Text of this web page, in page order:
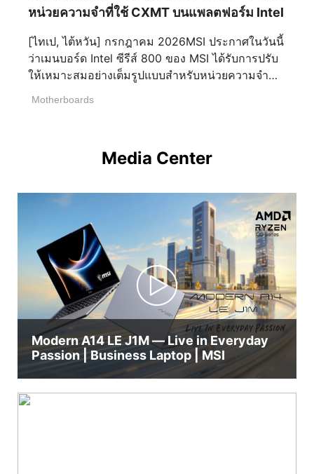
ทำให้เป็นเครื่องบรรณาการที่เหมาะสมสำหรับสี่
https://www.facebook.com/MSIGamingThailand
https://www.instagram.com/msigaming_thailand
/MSI X：https://x.com/msitweets
เซอร์ไพรส์ CPU ให้รากฐานที่เชื่อถือได้สำหรับ
ประสิทธิภาพ AI การรวมโครงสร้างพื้นฐาน และ
นวัตกรรม ในขณะที่ยังคงส่งมอบประสิทธิภาพการ
คำนวณทั่วไปที่เป็นผู้นำสำหรับแอปพลิเคชันและเวิร์ก
โหลดที่สำคัญต่อธุรกิจซึ่งทำให้องค์กรทำงานได้ทุก
ด้วย CG681-S6093 Liquid-Cooled 6U GPU
สามารถโฮสต์โหนด AI ที่แข็งแกร่งและประสิทธิภาพ
เครือข่าย 400G และ E1.S NVMe storage เพื่อขยาย
งาน AI ที่เร่งความเร็ว Core Compute Platforms
Core Compute platforms ของ MSI ให้
สถาปัตยกรรม DC-MHS หลายโหนดขนาด 19 นิ้วที่
ปรับให้เหมาะสมสำหรับการทำงานบนคลาวด์ การ
เสมือน งานที่บรรจุในคอนเทนเนอร์ และแอปพลิเคชัน
ระดับองค์กรที่ขยายขนาด ซึ่งมีให้เลือกทั้งรูปแบบ SP7
และ SP8 แพลตฟอร์มที่ทำความเย็นด้วยอากาศเหล่า
นี้ช่วยให้ลูกค้าสามารถปรับสมดุลความหนาแน่นการ
คำนวณ ประสิทธิภาพ และประสิทธิภาพการใช้
พลังงานได้ในศูนย์ข้อมูลสมัยใหม่ CD270-S4091-
X2: 2U 2-Node (1P SP7, air-cooled) สำหรับการ
ปรับใช้บนคลาวด์และระดับองค์กรที่ขับเคลื่อนด้วย
รวม Variable Graphics Memory สูงถึง 96GB
Units สูงถึง 40 และ AMD XDNA™ 2 NPU ที่สามารถ
ให้ประสิทธิภาพ AI เฉพาะทางสูงถึง 50 TOPS AMD
Ryzen™ AI Max+ Series ทำให้ Local LLMs เข้าถึง
ได้ง่ายขึ้น Unified Memory สำหรับ Large-Scale AI
GPU แบบแยกส่วน ติดตั้ง LPDDR5X-8000 Unified
อย่างไดนามิกเป็น Variable Graphics Memory ซึ่ง
ระบบนี้ให้ความจุหน่วยความจำที่จำเป็นในการทำงาน
ของ LLMs ที่มีพารามิเตอร์สูงถึง 120 พันล้าน ด้วย
การนำการประมวลผล AI ที่มีประสิทธิภาพสูงมาสู่เด
สก์ท็อปโดยตรง PRO MAX EDGE AI+ ช่วยให้ผู้ใช้
สามารถปรับใช้แอปพลิเคชัน AI ขั้นสูงในระดับท้องถิ่น
ได้ในขณะที่ควบคุมความเป็นส่วนตัวและความ
ปลอดภัยของข้อมูลได้มากขึ้น เมมโมรี่แบบรวมสูงสุด
128GB ช่วยให้สามารถใช้งานโมเดล AI ขนาดใหญ่
ได้เกินกว่าขีดจำกัด VRAM แบบดั้งเดิม การออกแบบ
ระบบระบายความร้อนขั้นสูงสำหรับประสิทธิภาพ AI
ที่ยั่งยืน ออกแบบมาสำหรับงาน AI ที่ต้องการความ
สามารถสูง โดย PRO MAX EDGE AI+ ให้
หน่วยความจำที่ใช้ CXMT บนแพลตฟอร์ม Intel
[ไทเป, ไต้หวัน] กรกฎาคม 2026MSI ประกาศในวันนี้
ว่าเมนบอร์ด Intel ซีรีส์ 800 ของ MSI ได้รับการปรับ
ให้เหมาะสมอย่างเต็มรูปแบบสำหรับหน่วยความจำ
เสถียรกับโมดูลที่ใช้ CXMT โดยครอบคลุมตั้งแต่การ
ระดับกลาง ปลดล็อคศักยภาพของ DRAM ที่กำลังเกิด
ใหม่ โมดูล DDR5 ที่ใช้ CXMT ได้รับความนิยมอย่าง
รวดเร็วเนื่องจากข้อเสนอด้านคุณค่าที่แข็งแกร่ง แต่
ความสามารถในการทำงานด้านความถี่ของพวกเขามี
ช่องว่างเมื่อเทียบกับผู้ผลิต DRAM ที่มีชื่อเสียง ซึ่งเป็น
ช่องว่างที่ไม่ได้เกิดจากซิลิคอนเอง แต่เกิดจากว่า
เฟิร์มแวร์ของเมนบอร์ดเข้าใจได้ดีเพียงใด MSI รับ
ความท้าทายนี้อย่างแน่วแน่ พัฒนาการฝึกอบรมหน่วย
ความจำเฉพาะและการปรับเวลาที่เหมาะสมสำหรับ
ICs ของ CXMT และตรวจสอบผลลัพธ์ด้วยการทดสอบ
ความเครียดอย่างเข้มงวด ตรวจสอบความถูกต้องทั่ว
ระดับผลิตภัณฑ์ MEG Z890 UNIFY-X (2-DIMM):
DDR5-8600 ที่ 46-56-56-134 timings พร้อม Intel
Motherboards
Media Center
Modern A14 LE J1M — Live in Everyday
Passion | Business Laptop | MSI